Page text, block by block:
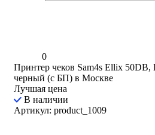
0
Принтер чеков Sam4s Ellix 50DB,
черный (с БП) в Москве
Лучшая цена
В наличии
Артикул: product_1009